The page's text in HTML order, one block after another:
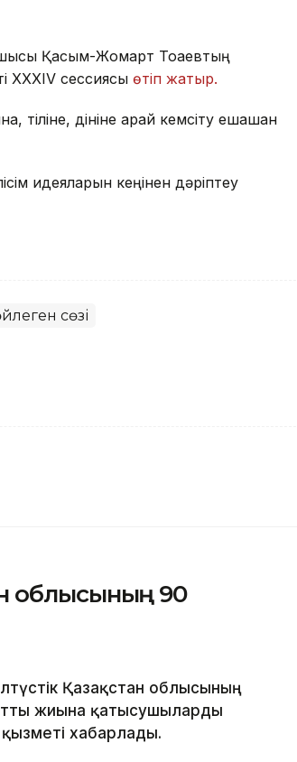
Қасым-Жомарт Тоқаевтың
ХХХІV сессиясы өтіп жатыр.
дініне қарай кемсіту ешқашан
идеяларын кеңінен дәріптеу
сөзі
облысының 90
Қазақстан облысының
жиынға қатысушыларды
хабарлады.